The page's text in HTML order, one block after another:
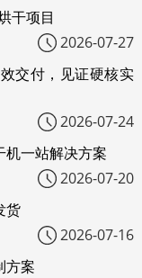
干项目
2026-07-27
交付，见证硬核实
2026-07-24
机一站解决方案
2026-07-20
货
2026-07-16
方案